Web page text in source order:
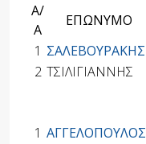
Α/
Α
ΕΠΩΝΥΜΟ
1 ΣΑΛΕΒΟΥΡΑΚΗΣ
2 ΤΣΙΛΙΓΙΑΝΝΗΣ
1 ΑΓΓΕΛΟΠΟΥΛΟΣ